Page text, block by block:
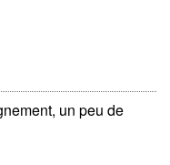
un peu de